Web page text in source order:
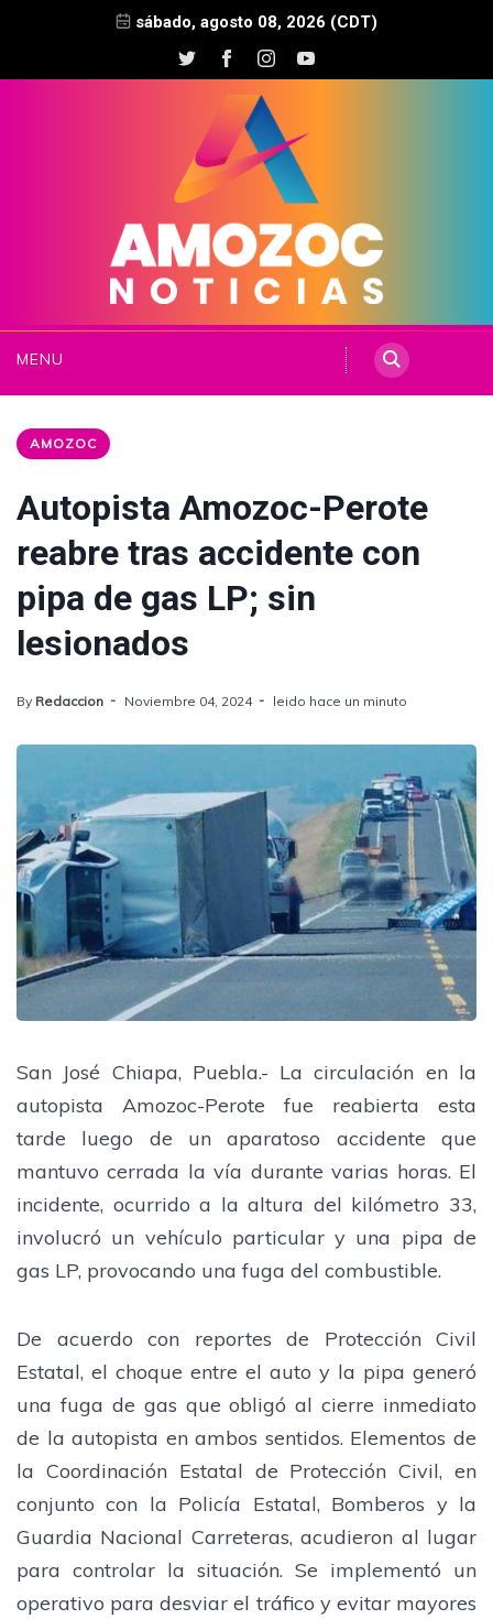
sábado, agosto 08, 2026 (CDT)
MENU
AMOZOC
Autopista Amozoc-Perote
reabre tras accidente con
pipa de gas LP; sin
lesionados
By Redaccion Noviembre 04, 2024 leido hace un minuto
San José Chiapa, Puebla.- La circulación en la
autopista Amozoc-Perote fue reabierta esta
tarde luego de un aparatoso accidente que
mantuvo cerrada la vía durante varias horas. El
incidente, ocurrido a la altura del kilómetro 33,
involucró un vehículo particular y una pipa de
gas LP, provocando una fuga del combustible.
De acuerdo con reportes de Protección Civil
Estatal, el choque entre el auto y la pipa generó
una fuga de gas que obligó al cierre inmediato
de la autopista en ambos sentidos. Elementos de
la Coordinación Estatal de Protección Civil, en
conjunto con la Policía Estatal, Bomberos y la
Guardia Nacional Carreteras, acudieron al lugar
para controlar la situación. Se implementó un
operativo para desviar el tráfico y evitar mayores